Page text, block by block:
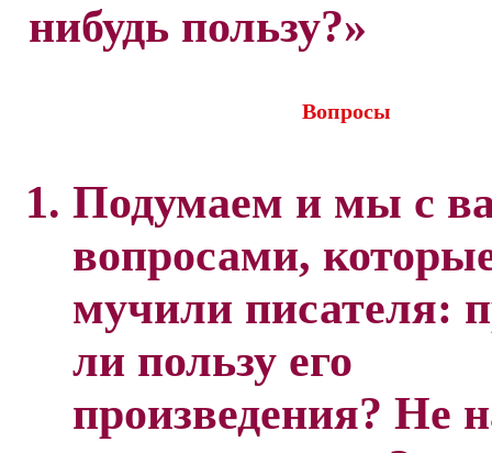
нибудь пользу?»
Вопросы
Подумаем и мы с
вопросами,
мучили писателя:
ли пользу его
произведения? Не